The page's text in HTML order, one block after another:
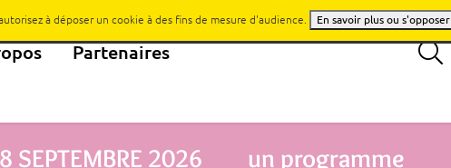
Partenaires
SEPTEMBRE 2026
un programme
à déposer un cookie à des fins de mesure d'audience. En savoir plus ou s'opposer